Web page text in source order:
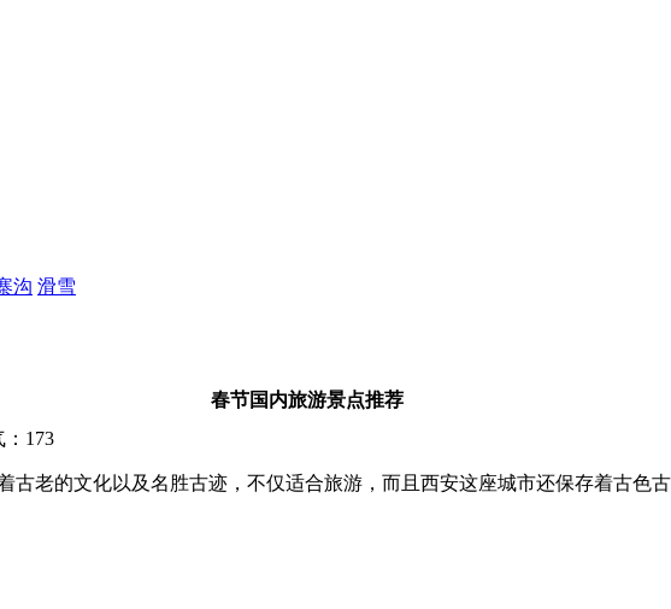
沟 滑雪
春节国内旅游景点推荐
173
老的文化以及名胜古迹，不仅适合旅游，而且西安这座城市还保存着古色